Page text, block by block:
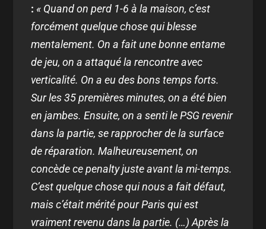
: « Quand on perd 1-6 à la maison, c’est
forcément quelque chose qui blesse
mentalement. On a fait une bonne entame
de jeu, on a attaqué la rencontre avec
verticalité. On a eu des bons temps forts.
Sur les 35 premières minutes, on a été bien
en jambes. Ensuite, on a senti le PSG revenir
dans la partie, se rapprocher de la surface
de réparation. Malheureusement, on
concède ce penalty juste avant la mi-temps.
C’est quelque chose qui nous a fait défaut,
mais c’était mérité pour Paris qui est
vraiment revenu dans la partie. (…) Après la